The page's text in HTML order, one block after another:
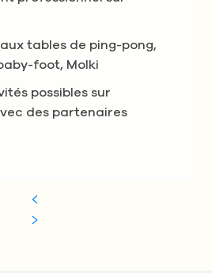
tables de ping-pong,
foot, Molki
possibles sur
des partenaires